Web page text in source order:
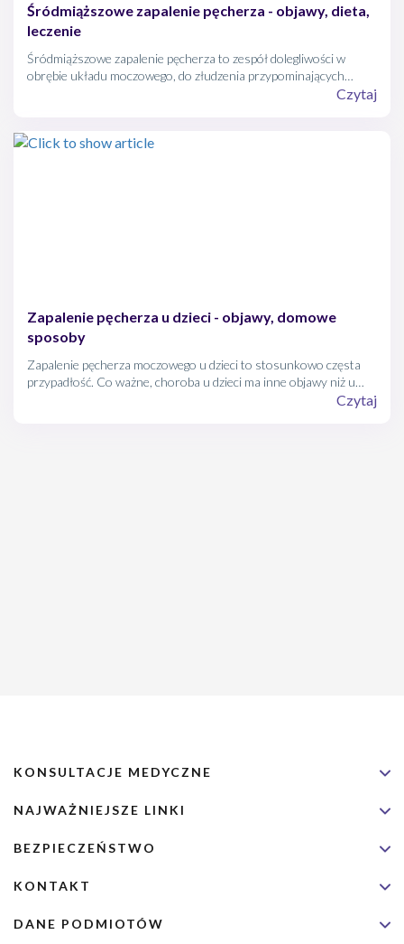
Śródmiąższowe zapalenie pęcherza - objawy, dieta,
leczenie
Śródmiąższowe zapalenie pęcherza to zespół dolegliwości w
obrębie układu moczowego, do złudzenia przypominających
zwykłą infekcję bakteryjną. Niespecyficzne symptomy orazCzytaj
Zapalenie pęcherza u dzieci - objawy, domowe
sposoby
Zapalenie pęcherza moczowego u dzieci to stosunkowo częsta
przypadłość. Co ważne, choroba u dzieci ma inne objawy niż u
Czytaj
KONSULTACJE MEDYCZNE
NAJWAŻNIEJSZE LINKI
BEZPIECZEŃSTWO
KONTAKT
DANE PODMIOTÓW